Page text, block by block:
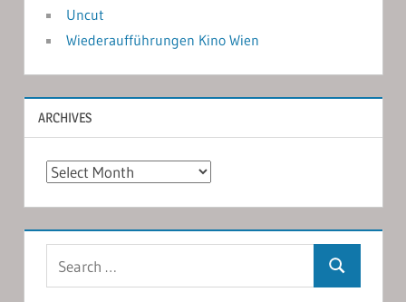
Uncut
Wiederaufführungen Kino Wien
ARCHIVES
Archives
Search